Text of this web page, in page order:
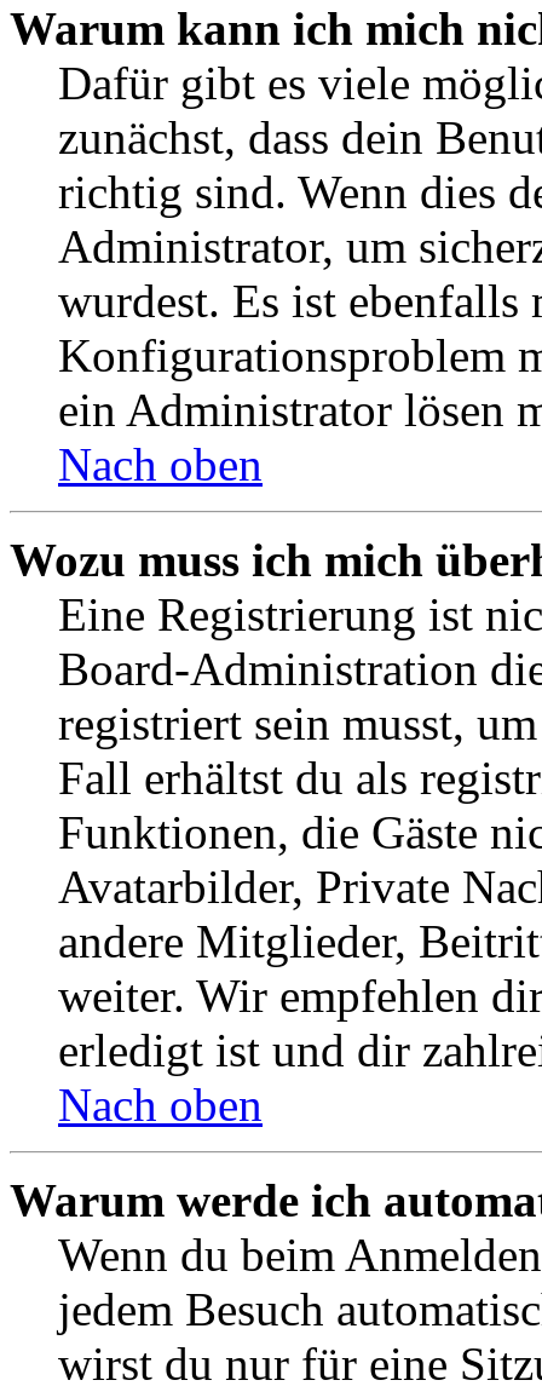
Warum kann ich mich
Dafür gibt es viele
zunächst, dass dein
richtig sind. Wenn dies
Administrator, um
wurdest. Es ist ebenfalls
Konfigurationsproblem
ein Administrator lösen
Nach oben
Wozu muss ich mich
Eine Registrierung ist
Board-Administration
registriert sein musst,
Fall erhältst du als
Funktionen, die Gäste
Avatarbilder, Private
andere Mitglieder,
weiter. Wir empfehlen
erledigt ist und dir
Nach oben
Warum werde ich
Wenn du beim
jedem Besuch
wirst du nur für eine